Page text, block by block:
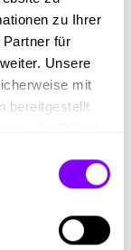
zu Ihrer
für
Unsere
mit
bereitgestellt
06/26: